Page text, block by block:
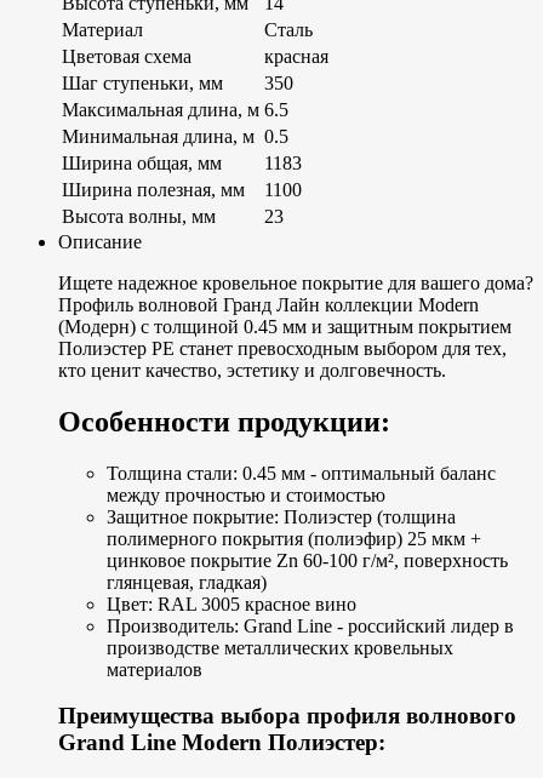
Материал
Сталь
Цветовая схема
красная
Шаг ступеньки, мм
350
Максимальная длина, м 6.5
Минимальная длина, м 0.5
Ширина общая, мм
1183
Ширина полезная, мм
1100
Высота волны, мм
23
Описание
Ищете надежное кровельное покрытие для вашего дома?
Профиль волновой Гранд Лайн коллекции Modern
(Модерн) с толщиной 0.45 мм и защитным покрытием
Полиэстер PE станет превосходным выбором для тех,
кто ценит качество, эстетику и долговечность.
Особенности продукции:
Толщина стали: 0.45 мм - оптимальный баланс
между прочностью и стоимостью
Защитное покрытие: Полиэстер (толщина
полимерного покрытия (полиэфир) 25 мкм +
цинковое покрытие Zn 60-100 г/м², поверхность
глянцевая, гладкая)
Цвет: RAL 3005 красное вино
Производитель: Grand Line - российский лидер в
производстве металлических кровельных
материалов
Преимущества выбора профиля волнового
Grand Line Modern Полиэстер: